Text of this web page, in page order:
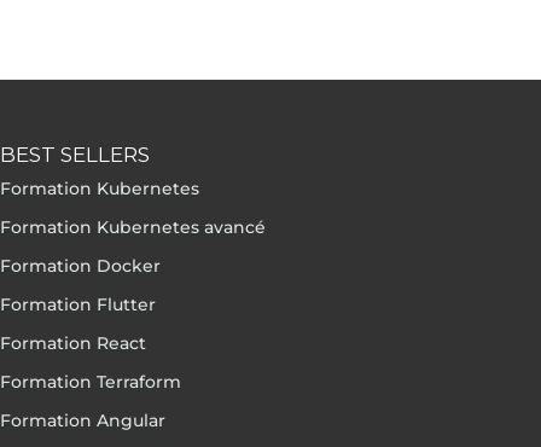
BEST SELLERS
Formation Kubernetes
Formation Kubernetes avancé
Formation Docker
Formation Flutter
Formation React
Formation Terraform
Formation Angular